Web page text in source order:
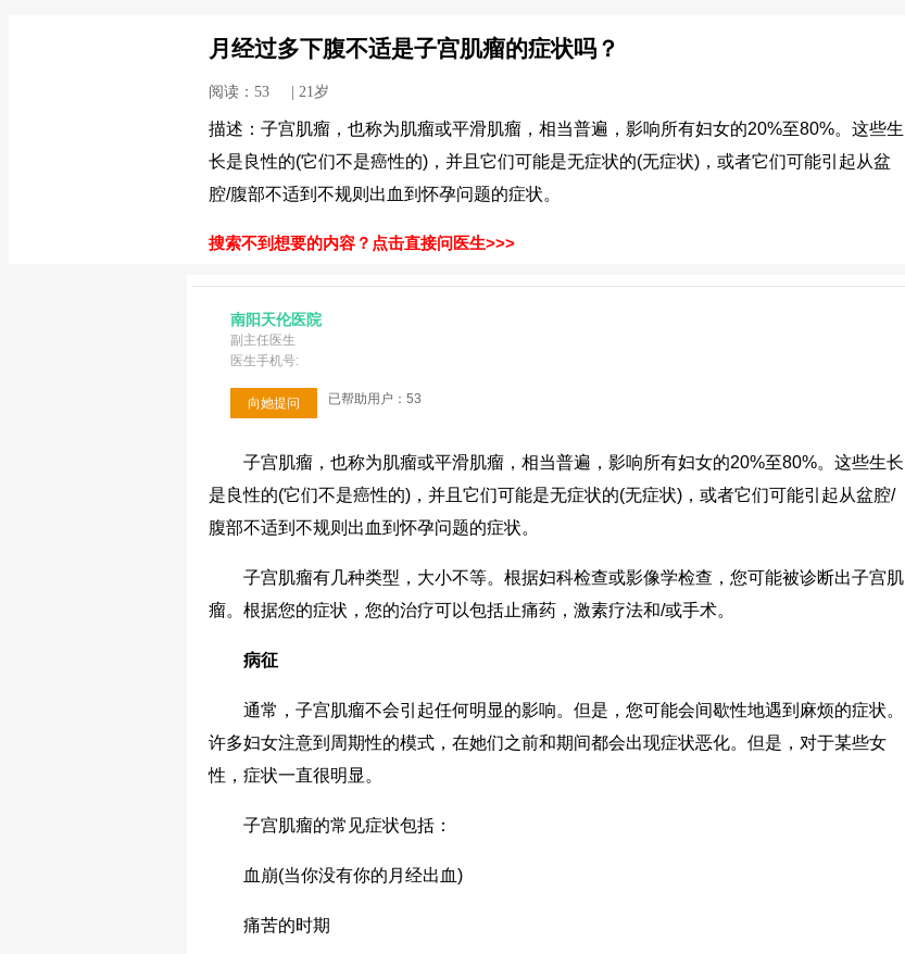
月经过多下腹不适是子宫肌瘤的症状吗？
阅读：53 | 21岁
描述：子宫肌瘤，也称为肌瘤或平滑肌瘤，相当普遍，影响所有妇女的20%至80%。这些生
长是良性的(它们不是癌性的)，并且它们可能是无症状的(无症状)，或者它们可能引起从盆
腔/腹部不适到不规则出血到怀孕问题的症状。
搜索不到想要的内容？点击直接问医生>>>
南阳天伦医院
副主任医生
医生手机号:
向她提问 已帮助用户：53
子宫肌瘤，也称为肌瘤或平滑肌瘤，相当普遍，影响所有妇女的20%至80%。这些生长
是良性的(它们不是癌性的)，并且它们可能是无症状的(无症状)，或者它们可能引起从盆腔/
腹部不适到不规则出血到怀孕问题的症状。
子宫肌瘤有几种类型，大小不等。根据妇科检查或影像学检查，您可能被诊断出子宫肌
瘤。根据您的症状，您的治疗可以包括止痛药，激素疗法和/或手术。
病征
通常，子宫肌瘤不会引起任何明显的影响。但是，您可能会间歇性地遇到麻烦的症状。
许多妇女注意到周期性的模式，在她们之前和期间都会出现症状恶化。但是，对于某些女
性，症状一直很明显。
子宫肌瘤的常见症状包括：
血崩(当你没有你的月经出血)
痛苦的时期